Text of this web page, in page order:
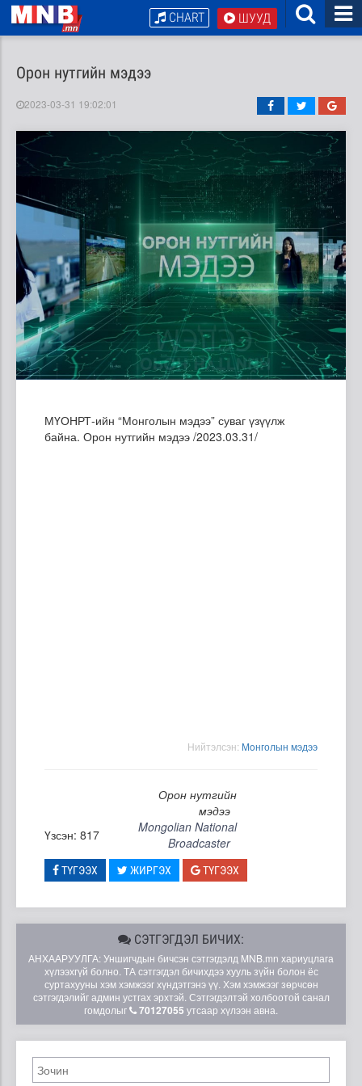
ШУУД
CHART
Орон нутгийн мэдээ
2023-03-31 19:02:01
МҮОНРТ-ийн “Монголын мэдээ” суваг үзүүлж
байна. Орон нутгийн мэдээ /2023.03.31/
Нийтэлсэн: Moнголын мэдээ
Орон нутгийн
мэдээ
Үзсэн: 817
Mongolian National
Broadcaster
ТҮГЭЭХ ЖИРГЭХ ТҮГЭЭХ
СЭТГЭГДЭЛ БИЧИХ:
АНХААРУУЛГА: Уншигчдын бичсэн сэтгэгдэлд MNB.mn хариуцлага
хүлээхгүй болно. ТА сэтгэгдэл бичихдээ хууль зүйн болон ёс
суртахууны хэм хэмжээг хүндэтгэнэ үү. Хэм хэмжээг зөрчсөн
сэтгэгдэлийг админ устгах эрхтэй. Сэтгэгдэлтэй холбоотой санал
гомдолыг
70127055 утсаар хүлээн авна.